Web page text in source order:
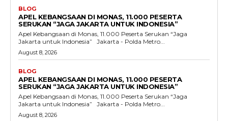
BLOG
APEL KEBANGSAAN DI MONAS, 11.000 PESERTA
SERUKAN “JAGA JAKARTA UNTUK INDONESIA”
Apel Kebangsaan di Monas, 11.000 Peserta Serukan “Jaga
Jakarta untuk Indonesia” Jakarta - Polda Metro...
August 8, 2026
BLOG
APEL KEBANGSAAN DI MONAS, 11.000 PESERTA
SERUKAN “JAGA JAKARTA UNTUK INDONESIA”
Apel Kebangsaan di Monas, 11.000 Peserta Serukan “Jaga
Jakarta untuk Indonesia” Jakarta - Polda Metro...
August 8, 2026